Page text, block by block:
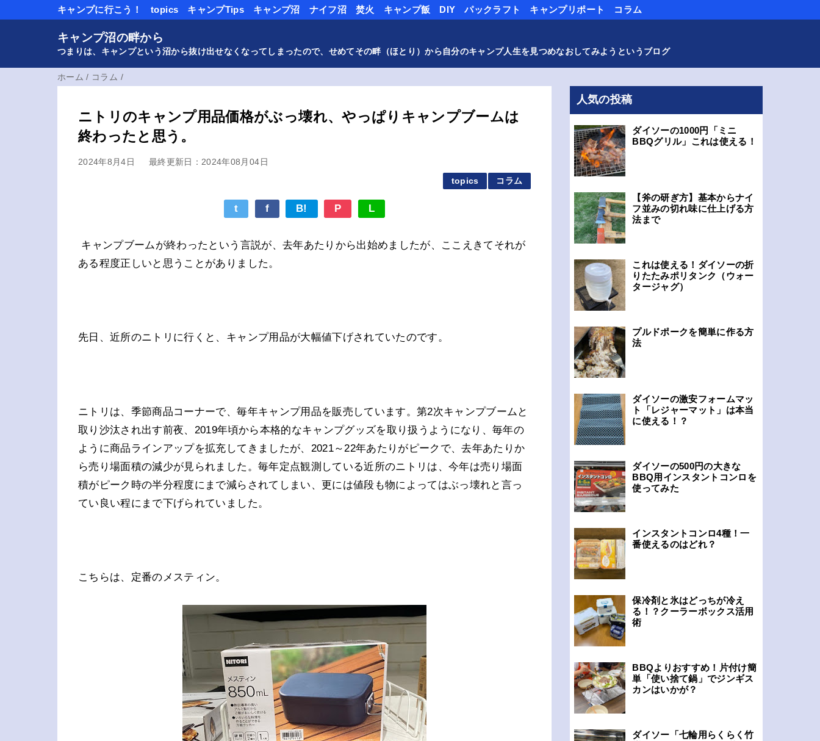
キャンプに行こう！ topics キャンプTips キャンプ沼 ナイフ沼 焚火 キャンプ飯 DIY パックラフト キャンプリポート コラム
キャンプ沼の畔から
つまりは、キャンプという沼から抜け出せなくなってしまったので、せめてその畔（ほとり）から自分のキャンプ人生を見つめなおしてみようというブログ
ホーム / コラム /
ニトリのキャンプ用品価格がぶっ壊れ、やっぱりキャンプブームは
終わったと思う。
2024年8月4日 最終更新日：2024年08月04日
topics コラム
t f B! P L
キャンプブームが終わったという言説が、去年あたりから出始めましたが、ここえきてそれが
ある程度正しいと思うことがありました。
先日、近所のニトリに行くと、キャンプ用品が大幅値下げされていたのです。
ニトリは、季節商品コーナーで、毎年キャンプ用品を販売しています。第2次キャンプブームと
取り沙汰され出す前夜、2019年頃から本格的なキャンプグッズを取り扱うようになり、毎年の
ように商品ラインアップを拡充してきましたが、2021～22年あたりがピークで、去年あたりか
ら売り場面積の減少が見られました。毎年定点観測している近所のニトリは、今年は売り場面
積がピーク時の半分程度にまで減らされてしまい、更には値段も物によってはぶっ壊れと言っ
てい良い程にまで下げられていました。
こちらは、定番のメスティン。
人気の投稿
ダイソーの1000円「ミニ
BBQグリル」これは使える！
【斧の研ぎ方】基本からナイ
フ並みの切れ味に仕上げる方
法まで
これは使える！ダイソーの折
りたたみポリタンク（ウォー
タージャグ）
プルドポークを簡単に作る方
法
ダイソーの激安フォームマッ
ト「レジャーマット」は本当
に使える！？
ダイソーの500円の大きな
BBQ用インスタントコンロを
使ってみた
インスタントコンロ4種！一
番使えるのはどれ？
保冷剤と氷はどっちが冷え
る！？クーラーボックス活用
術
BBQよりおすすめ！片付け簡
単「使い捨て鍋」でジンギス
カンはいかが？
ダイソー「七輪用らくらく竹